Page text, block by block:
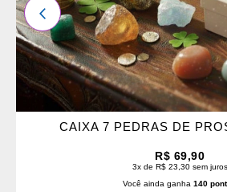
CAIXA 7 PEDRAS DE
R$ 69,90
3x de R$ 23,30 sem juros
Você ainda ganha 140
ANTERIOR